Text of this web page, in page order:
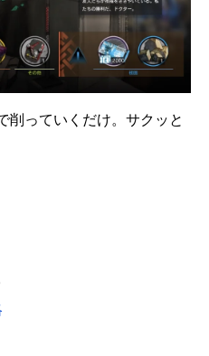
削っていくだけ。サクッと